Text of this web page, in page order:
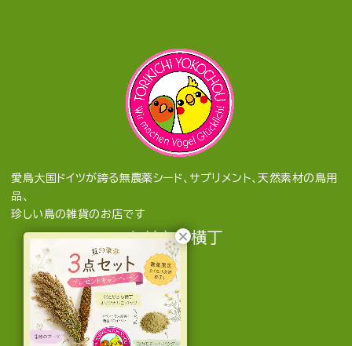
愛鳥大国ドイツが誇る無農薬シード、サプリメント、天然素材の鳥用
品、
珍しい鳥の雑貨のお店です
とりきち横丁